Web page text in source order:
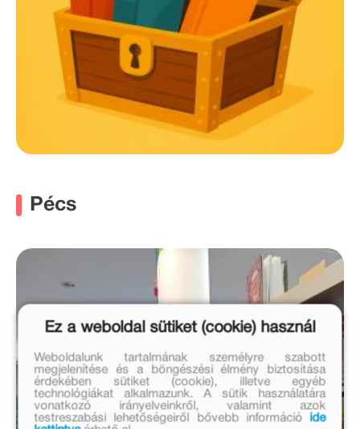
Pécs
Ez a weboldal sütiket (cookie) használ
Weboldalunk tartalmának személyre szabott
megjelenítése és a böngészési élmény biztosítása
érdekében sütiket (cookie), illetve egyéb
technológiákat alkalmazunk. A sütik használatára
vonatkozó irányelveinkről, valamint azok
testreszabási lehetőségeiről bővebb információ ide